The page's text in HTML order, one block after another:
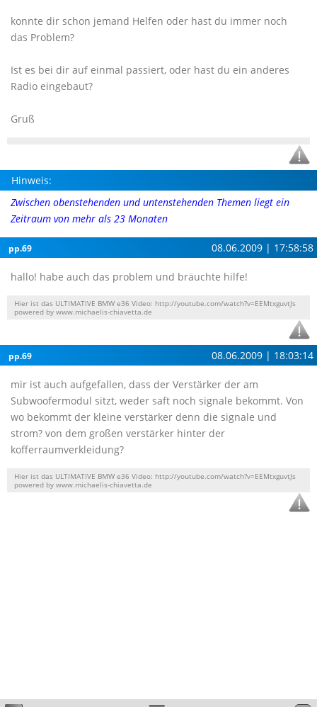
konnte dir schon jemand Helfen oder hast du immer noch
das Problem?
Ist es bei dir auf einmal passiert, oder hast du ein anderes
Radio eingebaut?
Gruß
Hinweis:
Zwischen obenstehenden und untenstehenden Themen liegt ein
Zeitraum von mehr als 23 Monaten
pp.69 08.06.2009 | 17:58:58
hallo! habe auch das problem und bräuchte hilfe!
Hier ist das ULTIMATIVE BMW e36 Video: http://youtube.com/watch?v=EEMtxguvtJs
powered by www.michaelis-chiavetta.de
pp.69 08.06.2009 | 18:03:14
mir ist auch aufgefallen, dass der Verstärker der am
Subwoofermodul sitzt, weder saft noch signale bekommt. Von
wo bekommt der kleine verstärker denn die signale und
strom? von dem großen verstärker hinter der
kofferraumverkleidung?
Hier ist das ULTIMATIVE BMW e36 Video: http://youtube.com/watch?v=EEMtxguvtJs
powered by www.michaelis-chiavetta.de